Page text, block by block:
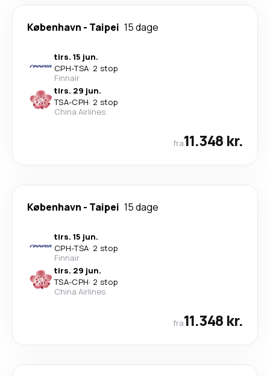
København - Taipei 15 dage
tirs. 15 jun.
CPH-TSA· 2 stop
Finnair
tirs. 29 jun.
TSA-CPH· 2 stop
China Airlines
fra11.348 kr.
København - Taipei 15 dage
tirs. 15 jun.
CPH-TSA· 2 stop
Finnair
tirs. 29 jun.
TSA-CPH· 2 stop
China Airlines
fra11.348 kr.